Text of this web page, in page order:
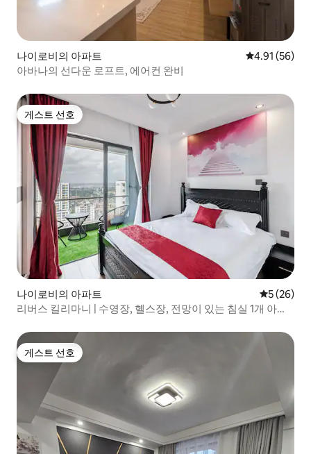
나이로비의 아파트 평점 4.91점
4.91 (56)
아바나의 선다운 로프트, 에어컨 완비
게스트 선호
게스트 선호
나이로비의 아파트 평점 5점(5
5 (26)
리버스 킬리마니 | 수영장, 헬스장, 전망이 있는 침실 1개 아파
게스트 선호
게스트 선호